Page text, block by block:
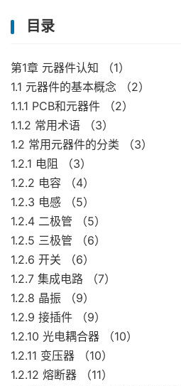
目录
第1章 元器件认知 （1）
1.1 元器件的基本概念 （2）
1.1.1 PCB和元器件 （2）
1.1.2 常用术语 （3）
1.2 常用元器件的分类 （3）
1.2.1 电阻 （3）
1.2.2 电容 （4）
1.2.3 电感 （5）
1.2.4 二极管 （5）
1.2.5 三极管 （6）
1.2.6 开关 （6）
1.2.7 集成电路 （7）
1.2.8 晶振 （9）
1.2.9 接插件 （9）
1.2.10 光电耦合器 （10）
1.2.11 变压器 （10）
1.2.12 熔断器 （11）